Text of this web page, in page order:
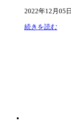
2022年12月05
続きを読む